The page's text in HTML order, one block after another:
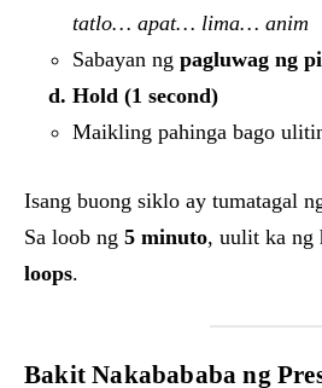
tatlo… apat… lima… anim
Sabayan ng pagluwag ng
d. Hold (1 second)
Maikling pahinga bago
Isang buong siklo ay tumatagal
Sa loob ng 5 minuto, uulit ka ng
loops.
Bakit Nakabababa ng